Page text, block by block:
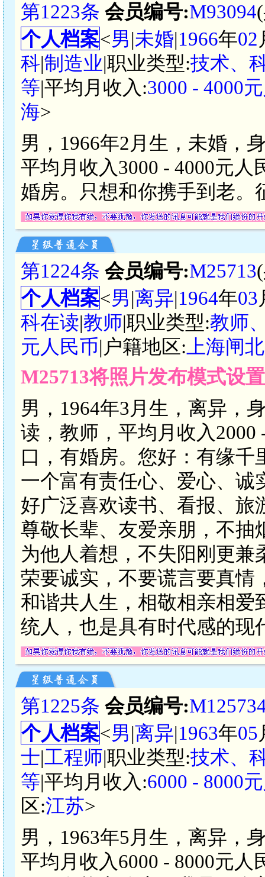
第1223条 会员编号:M93094
个人档案<男|未婚|1966年02
科|制造业|职业类型:技术、
等|平均月收入:3000 - 4000
海>
男，1966年2月生，未婚，
平均月收入3000 - 4000元
婚房。只想和你携手到老。
第1224条 会员编号:M25713
个人档案<男|离异|1964年03
科在读|教师|职业类型:教师
元人民币|户籍地区: 上海闸北
M25713将照片发布模式设
男，1964年3月生，离异，
读，教师，平均月收入
口，有婚房。您好：有缘
一个富有责任心、爱心、诚
好广泛喜欢读书、看报、旅
尊敬长辈、友爱亲朋，不抽
为他人着想，不失阳刚更
荣要诚实，不要谎言要真情
和谐共人生，相敬相亲相爱
统人，也是具有时代感的现
第1225条 会员编号:
个人档案<男|离异|1963年05
士|工程师|职业类型:技术、
等|平均月收入:6000 - 8000
区:江苏>
男，1963年5月生，离异，
平均月收入6000 - 8000元